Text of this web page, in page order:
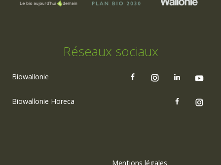
Réseaux sociaux
Biowallonie
Biowallonie Horeca
Mentions légales